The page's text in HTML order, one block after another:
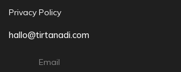
Privacy Policy
hallo@tirtanadi.com
Email